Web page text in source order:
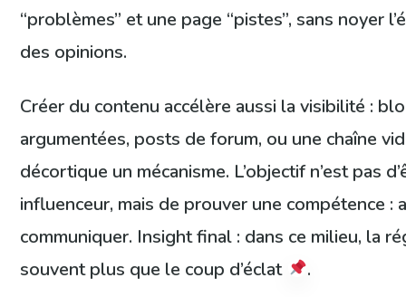
“problèmes” et une page “pistes”, sans noyer
des opinions.
Créer du contenu accélère aussi la visibilité :
argumentées, posts de forum, ou une chaîne
décortique un mécanisme. L’objectif n’est pas
influenceur, mais de prouver une compétence :
communiquer. Insight final : dans ce milieu, la
souvent plus que le coup d’éclat
.